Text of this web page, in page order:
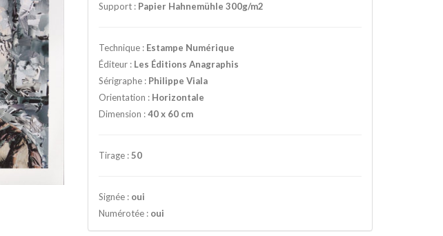
Support : Papier Hahnemühle 300g/m2
Technique : Estampe Numérique
Éditeur : Les Éditions Anagraphis
Sérigraphe : Philippe Viala
Orientation : Horizontale
Dimension :40 x 60 cm
Tirage :50
Signée : oui
Numérotée : oui